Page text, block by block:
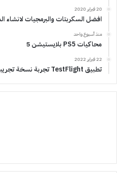
20 فبراير 2020
افضل السكربتات والبرمجيات لانشاء
منذ أسبوع واحد
محاكيات PS5 بلايستيشن 5
22 فبراير 2022
تطبيق TestFlight تجربة نسخة تجريبية من تطبيقات ابل